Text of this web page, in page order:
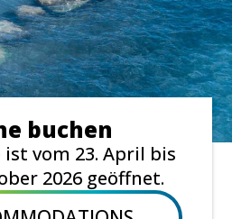
buchen
ist vom 23. April bis
2026 geöffnet.